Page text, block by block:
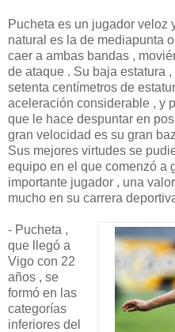
Pucheta es un jugador veloz
natural es la de mediapunta
caer a ambas bandas ,
de ataque . Su baja estatura
setenta centímetros de
aceleración considerable , y
que le hace despuntar en
gran velocidad es su gran
Sus mejores virtudes se
equipo en el que comenzó a
importante jugador , una
mucho en su carrera
- Pucheta ,
que llegó a
Vigo con 22
años , se
formó en las
categorías
inferiores del